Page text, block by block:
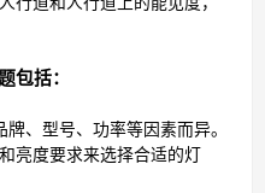
包括：
、型号、功率等因素而异。
亮度要求来选择合适的灯